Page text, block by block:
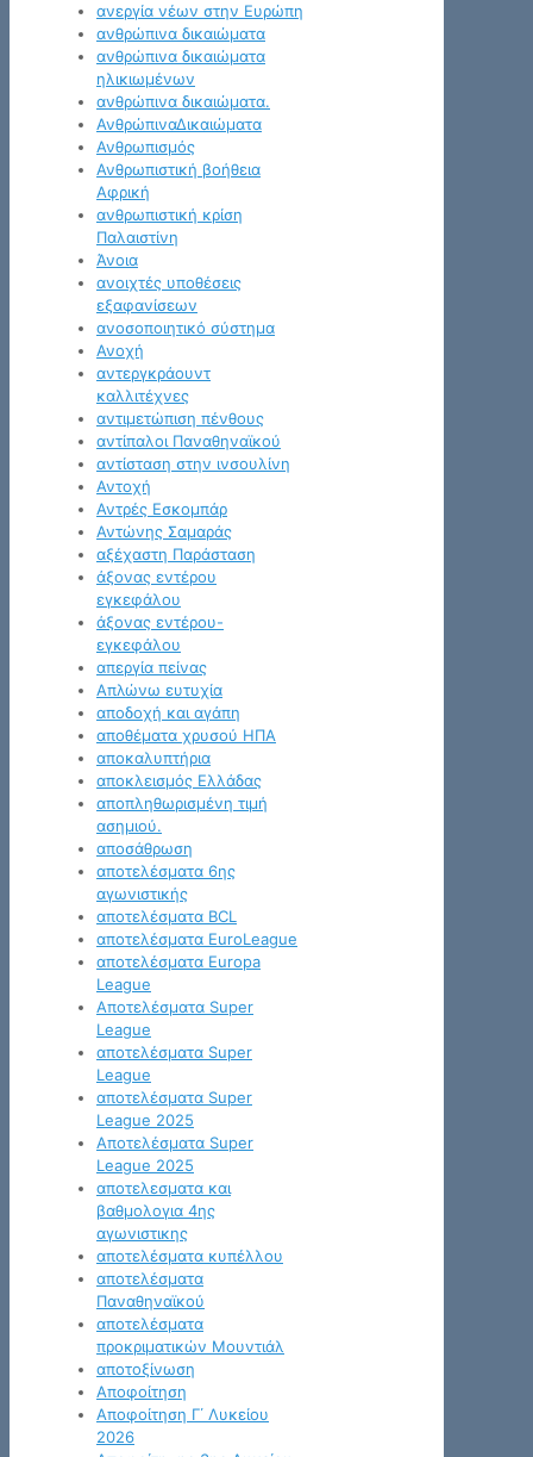
ανεργία νέων στην Ευρώπη
ανθρώπινα δικαιώματα
ανθρώπινα δικαιώματα
ηλικιωμένων
ανθρώπινα δικαιώματα.
ΑνθρώπιναΔικαιώματα
Ανθρωπισμός
Ανθρωπιστική βοήθεια
Αφρική
ανθρωπιστική κρίση
Παλαιστίνη
Άνοια
ανοιχτές υποθέσεις
εξαφανίσεων
ανοσοποιητικό σύστημα
Ανοχή
αντεργκράουντ
καλλιτέχνες
αντιμετώπιση πένθους
αντίπαλοι Παναθηναϊκού
αντίσταση στην ινσουλίνη
Αντοχή
Αντρές Εσκομπάρ
Αντώνης Σαμαράς
αξέχαστη Παράσταση
άξονας εντέρου
εγκεφάλου
άξονας εντέρου-
εγκεφάλου
απεργία πείνας
Απλώνω ευτυχία
αποδοχή και αγάπη
αποθέματα χρυσού ΗΠΑ
αποκαλυπτήρια
αποκλεισμός Ελλάδας
αποπληθωρισμένη τιμή
ασημιού.
αποσάθρωση
αποτελέσματα 6ης
αγωνιστικής
αποτελέσματα BCL
αποτελέσματα EuroLeague
αποτελέσματα Europa
League
Αποτελέσματα Super
League
αποτελέσματα Super
League
αποτελέσματα Super
League 2025
Αποτελέσματα Super
League 2025
αποτελεσματα και
βαθμολογια 4ης
αγωνιστικης
αποτελέσματα κυπέλλου
αποτελέσματα
Παναθηναϊκού
αποτελέσματα
προκριματικών Μουντιάλ
αποτοξίνωση
Αποφοίτηση
Αποφοίτηση Γ΄ Λυκείου
2026